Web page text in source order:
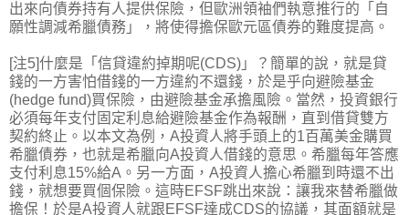
出來向債券持有人提供保險，但歐洲領袖們執意推行的「自
願性調減希臘債務」，將使得擔保歐元區債券的難度提高。
[注5]什麼是「信貸違約掉期呢(CDS)」？簡單的說，就是貸
錢的一方害怕借錢的一方違約不還錢，於是乎向避險基金
(hedge fund)買保險，由避險基金承擔風險。當然，投資銀行
必須每年支付固定利息給避險基金作為報酬，直到借貸雙方
契約終止。以本文為例，A投資人將手頭上的1百萬美金購買
希臘債券，也就是希臘向A投資人借錢的意思。希臘每年答應
支付利息15%給A。另一方面，A投資人擔心希臘到時還不出
錢，就想要買個保險。這時EFSF跳出來說：讓我來替希臘做
擔保！於是A投資人就跟EFSF達成CDS的協議，其面額就是